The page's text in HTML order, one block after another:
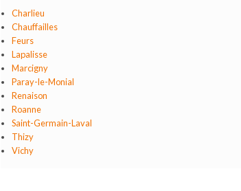
Charlieu
Chauffailles
Feurs
Lapalisse
Marcigny
Paray-le-Monial
Renaison
Roanne
Saint-Germain-Laval
Thizy
Vichy